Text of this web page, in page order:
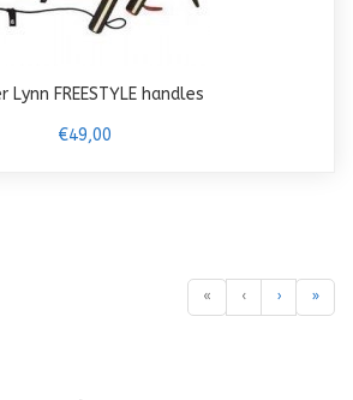
Lynn FREESTYLE handles
€49,00
« ‹ › »